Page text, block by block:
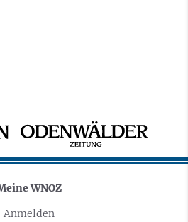
WNOZ
Anmelden